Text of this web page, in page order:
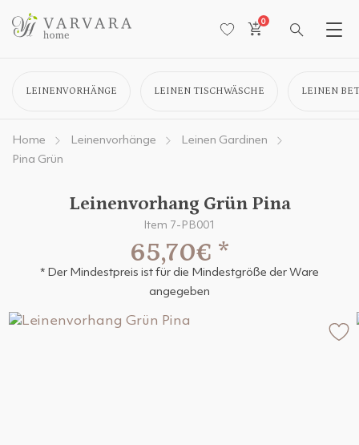
0
LEINENVORHÄNGE LEINEN TISCHWÄSCHE LEINEN
Home Leinenvorhänge
Leinen Gardinen
Pina Grün
Leinenvorhang Grün Pina
Item 7-PB001
65,70€ *
* Der Mindestpreis ist für die Mindestgröße der Ware
angegeben